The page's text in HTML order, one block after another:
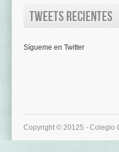
Tweets recientes
Sígueme en Twitter
Copyright © 20125 - Colegio